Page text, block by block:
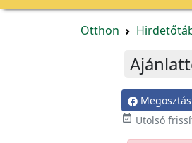
Otthon
 Utolsó